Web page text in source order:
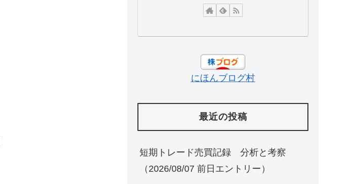
にほんブログ村
最近の投稿
短期トレード売買記録 分析と考察
（2026/08/07 前日エントリー）